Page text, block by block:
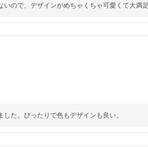
ので、デザインがめちゃくちゃ可愛くて大満
た。ぴったりで色もデザインも良い。